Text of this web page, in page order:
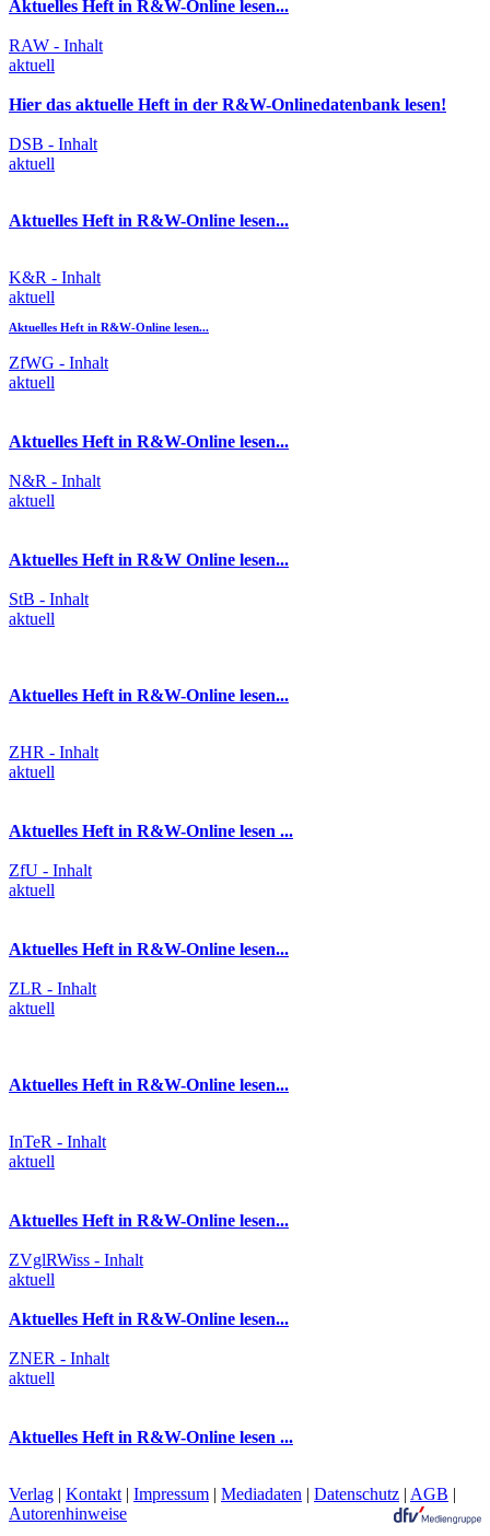
Aktuelles Heft in R&W-Online lesen...
RAW - Inhalt
aktuell
Hier das aktuelle Heft in der R&W-Onlinedatenbank lesen!
DSB - Inhalt
aktuell
Aktuelles Heft in R&W-Online lesen...
K&R - Inhalt
aktuell
Aktuelles Heft in R&W-Online lesen...
ZfWG - Inhalt
aktuell
Aktuelles Heft in R&W-Online lesen...
N&R - Inhalt
aktuell
Aktuelles Heft in R&W Online lesen...
StB - Inhalt
aktuell
Aktuelles Heft in R&W-Online lesen...
ZHR - Inhalt
aktuell
Aktuelles Heft in R&W-Online lesen ...
ZfU - Inhalt
aktuell
Aktuelles Heft in R&W-Online lesen...
ZLR - Inhalt
aktuell
Aktuelles Heft in R&W-Online lesen...
InTeR - Inhalt
aktuell
Aktuelles Heft in R&W-Online lesen...
ZVglRWiss - Inhalt
aktuell
Aktuelles Heft in R&W-Online lesen...
ZNER - Inhalt
aktuell
Aktuelles Heft in R&W-Online lesen ...
Verlag | Kontakt | Impressum | Mediadaten | Datenschutz | AGB |
Autorenhinweise